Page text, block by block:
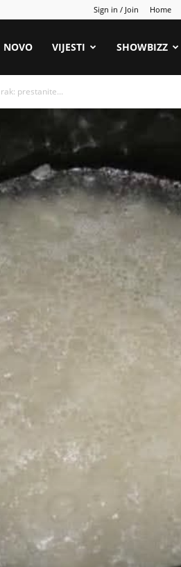
Sign in / Join Home
NOVO VIJESTI SHOWBIZZ
prestanite...